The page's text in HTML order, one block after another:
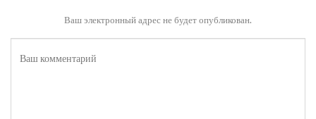
Ваш электронный адрес не будет опубликован.